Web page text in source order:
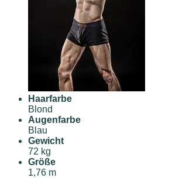
Haarfarbe
Blond
Augenfarbe
Blau
Gewicht
72 kg
Größe
1,76 m